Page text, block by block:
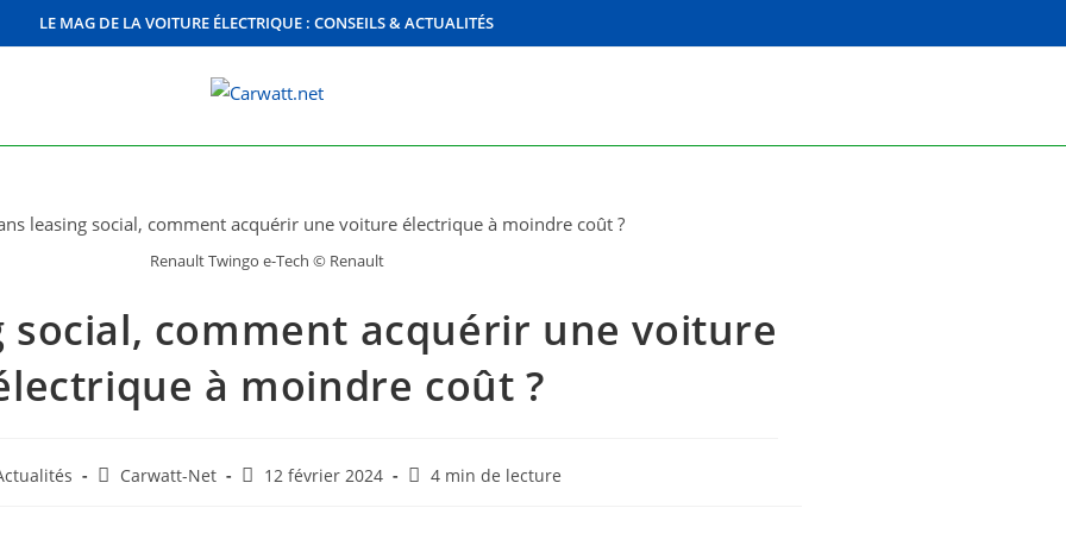
LE MAG DE LA VOITURE ÉLECTRIQUE : CONSEILS & ACTUALITÉS
Renault Twingo e-Tech © Renault
social, comment acquérir une voiture
à moindre coût ?
Auteur/autrice
Carwatt-Net
Dernière
12 février 2024
Temps
4 min de lecture